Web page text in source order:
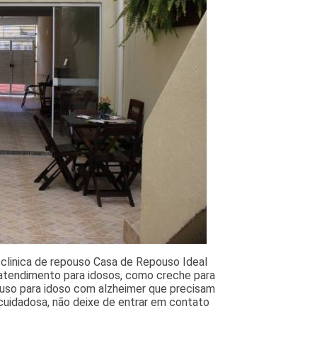
de repouso Casa de Repouso Ideal
para idosos, como creche para
para idoso com alzheimer que precisam
não deixe de entrar em contato